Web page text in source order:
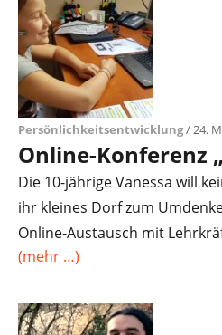
Persönlichkeitsentwicklung/ 24.
Online-Konferenz
Die 10-jährige Vanessa will
ihr kleines Dorf zum
Online-Austausch mit
(mehr …)